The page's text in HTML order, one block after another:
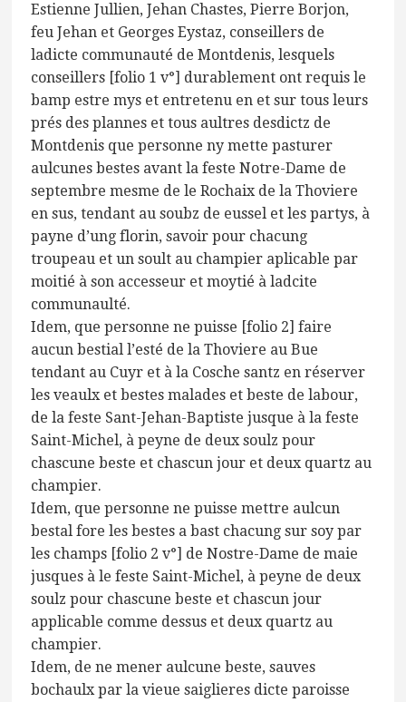
Estienne Jullien, Jehan Chastes, Pierre Borjon,
feu Jehan et Georges Eystaz, conseillers de
ladicte communauté de Montdenis, lesquels
conseillers [folio 1 v°] durablement ont requis le
bamp estre mys et entretenu en et sur tous leurs
prés des plannes et tous aultres desdictz de
Montdenis que personne ny mette pasturer
aulcunes bestes avant la feste Notre-Dame de
septembre mesme de le Rochaix de la Thoviere
en sus, tendant au soubz de eussel et les partys, à
payne d’ung florin, savoir pour chacung
troupeau et un soult au champier aplicable par
moitié à son accesseur et moytié à ladcite
communaulté.
Idem, que personne ne puisse [folio 2] faire
aucun bestial l’esté de la Thoviere au Bue
tendant au Cuyr et à la Cosche santz en réserver
les veaulx et bestes malades et beste de labour,
de la feste Sant-Jehan-Baptiste jusque à la feste
Saint-Michel, à peyne de deux soulz pour
chascune beste et chascun jour et deux quartz au
champier.
Idem, que personne ne puisse mettre aulcun
bestal fore les bestes a bast chacung sur soy par
les champs [folio 2 v°] de Nostre-Dame de maie
jusques à le feste Saint-Michel, à peyne de deux
soulz pour chascune beste et chascun jour
applicable comme dessus et deux quartz au
champier.
Idem, de ne mener aulcune beste, sauves
bochaulx par la vieue saiglieres dicte paroisse